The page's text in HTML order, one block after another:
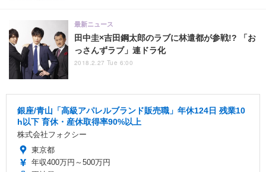
田中圭×吉田鋼太郎のラブに林遣都が参戦!? 「お
っさんずラブ」連ドラ化
最新ニュース
2018.2.27 Tue 6:00
銀座/青山「高級アパレルブランド販売職」年休124日 残業10
h以下 育休・産休取得率90%以上
株式会社フォクシー
東京都
年収400万円～500万円